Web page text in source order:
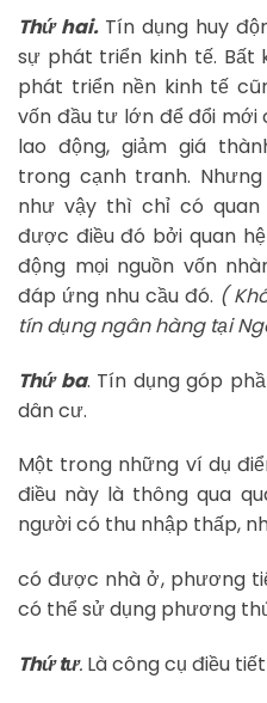
Thứ hai. Tín dụng huy
sự phát triển kinh tế. Bất
phát triển nền kinh tế
vốn đầu tư lớn để đổi mới
lao động, giảm giá
trong cạnh tranh.
như vậy thì chỉ có
được điều đó bởi quan
động mọi nguồn vốn
đáp ứng nhu cầu đó. (
tín dụng ngân hàng tại
Thứ ba. Tín dụng góp
dân cư.
Một trong những ví dụ
điều này là thông qua
người có thu nhập thấp,
có được nhà ở, phương
có thể sử dụng phương
Thứ tư. Là công cụ điều